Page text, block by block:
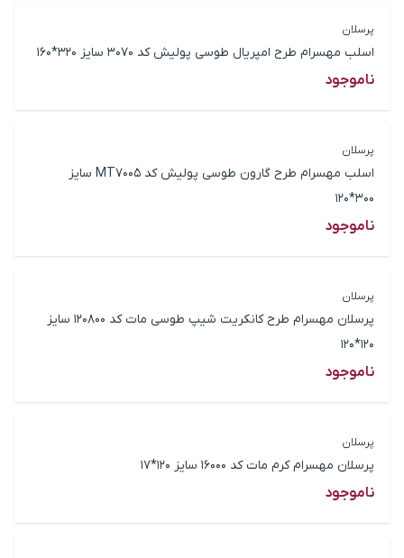
پرسلان
اسلب مهسرام طرح امپریال طوسی پولیش کد 3070 سایز 320*160
ناموجود
پرسلان
اسلب مهسرام طرح گارون طوسی پولیش کد MT7005 سایز
300*120
ناموجود
پرسلان
پرسلان مهسرام طرح کانکریت شیپ طوسی مات کد 120800 سایز
120*120
ناموجود
پرسلان
پرسلان مهسرام کرم مات کد 16000 سایز 120*17
ناموجود